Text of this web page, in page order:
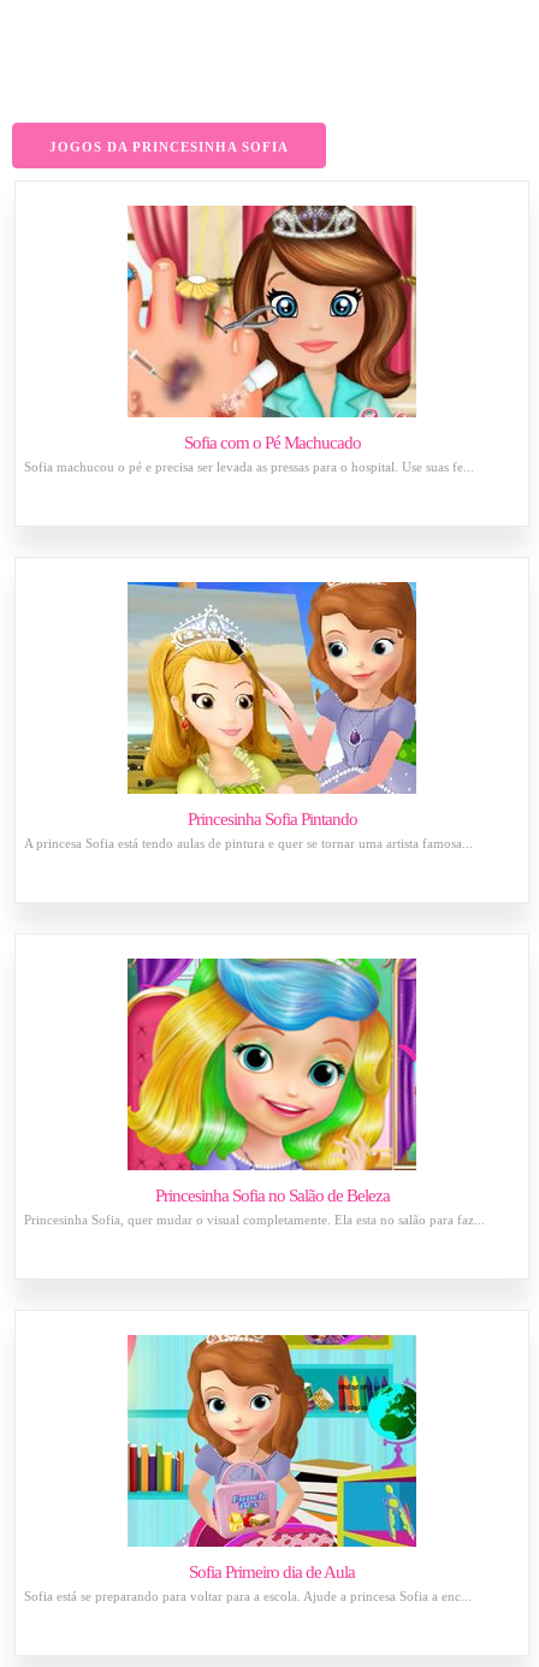
JOGOS DA PRINCESINHA SOFIA
Sofia com o Pé Machucado
Sofia machucou o pé e precisa ser levada as pressas para o hospital. Use suas fe...
Princesinha Sofia Pintando
A princesa Sofia está tendo aulas de pintura e quer se tornar uma artista famosa...
Princesinha Sofia no Salão de Beleza
Princesinha Sofia, quer mudar o visual completamente. Ela esta no salão para faz...
Sofia Primeiro dia de Aula
Sofia está se preparando para voltar para a escola. Ajude a princesa Sofia a enc...